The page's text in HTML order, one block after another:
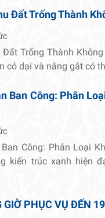
Đất Trống Thành
Đất Trống Thành
cỏ dại và nắng gắt có
Ban Công: Phân
Công: Phân Loại
kiến trúc xanh hiện
GIỜ PHỤC VỤ ĐẾN